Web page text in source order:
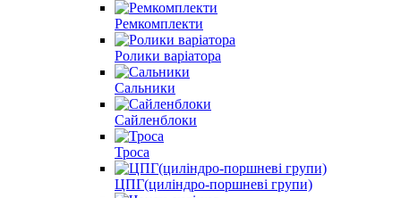
Ремкомплекти
Ролики варіатора
Сальники
Сайленблоки
Троса
ЦПГ(циліндро-поршневі групи)